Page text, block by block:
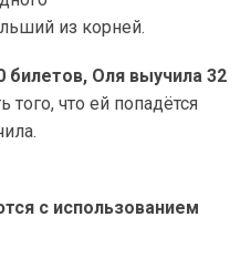
из корней.
билетов, Оля выучила 32
того, что ей попадётся
с использованием